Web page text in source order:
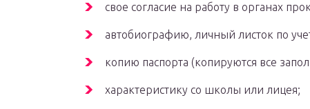
свое согласие на работу в органах
автобиографию, личный листок по
копию паспорта (копируются все
характеристику со школы или лицея;